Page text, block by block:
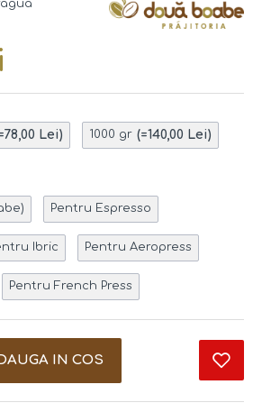
Lei) 1000 gr (=140,00 Lei)
Pentru Espresso
Ibric Pentru Aeropress
Pentru French Press
IN COS